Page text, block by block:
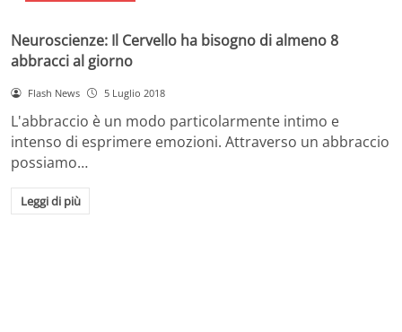
Neuroscienze: Il Cervello ha bisogno di almeno 8
abbracci al giorno
Flash News 5 Luglio 2018
L'abbraccio è un modo particolarmente intimo e
intenso di esprimere emozioni. Attraverso un abbraccio
possiamo…
Leggi di più